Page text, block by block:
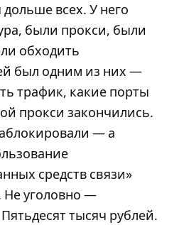
всех. У него
были прокси, были
обходить
был одним из них —
трафик, какие порты
прокси закончились.
— а
средств связи»
Не уголовно —
тысяч рублей.